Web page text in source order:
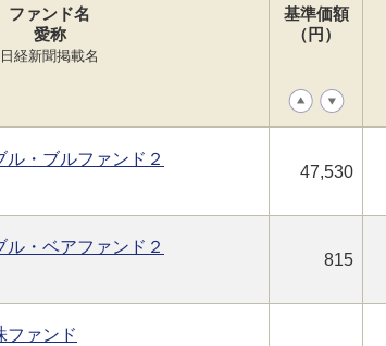
ファンド名
愛称
日経新聞掲載名
基準価額
（円）
・ブルファンド２
47,530
・ベアファンド２
815
ファンド